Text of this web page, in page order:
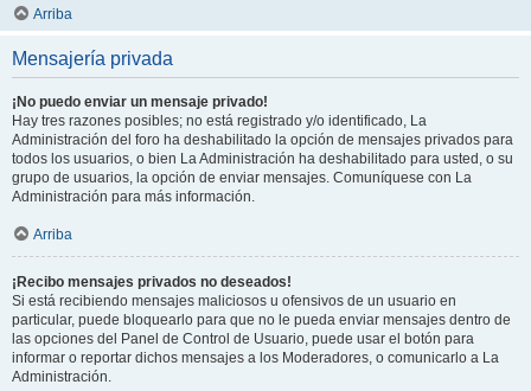
Arriba
Mensajería privada
¡No puedo enviar un mensaje privado!
Hay tres razones posibles; no está registrado y/o identificado, La
Administración del foro ha deshabilitado la opción de mensajes privados para
todos los usuarios, o bien La Administración ha deshabilitado para usted, o su
grupo de usuarios, la opción de enviar mensajes. Comuníquese con La
Administración para más información.
Arriba
¡Recibo mensajes privados no deseados!
Si está recibiendo mensajes maliciosos u ofensivos de un usuario en
particular, puede bloquearlo para que no le pueda enviar mensajes dentro de
las opciones del Panel de Control de Usuario, puede usar el botón para
informar o reportar dichos mensajes a los Moderadores, o comunicarlo a La
Administración.